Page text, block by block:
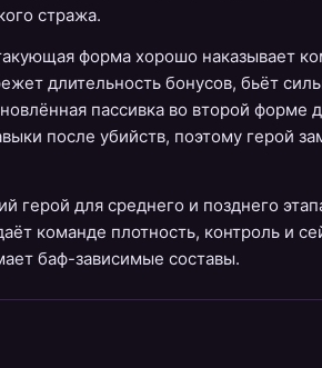
стража.
форма хорошо наказывает
длительность бонусов, бьёт
пассивка во второй форме
после убийств, поэтому герой
для среднего и позднего
команде плотность, контроль и
баф-зависимые составы.